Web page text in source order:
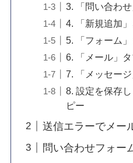
3. 「問い合わ
4. 「新規追加
5. 「フォーム
6. 「メール」
7. 「メッセー
8. 設定を保存
ピー
送信エラーでメー
問い合わせフォー